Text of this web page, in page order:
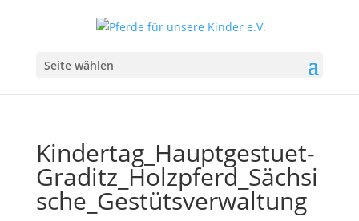
Seite wählen
Kindertag_Hauptgestuet-
Graditz_Holzpferd_Sächsi
sche_Gestütsverwaltung